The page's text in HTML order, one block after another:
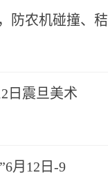
防农机碰撞、秸
日震旦美术
月12日-9